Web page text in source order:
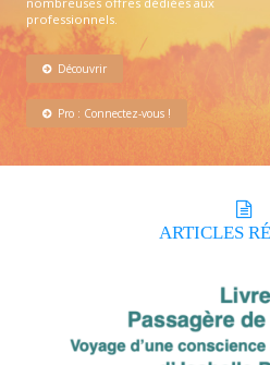
professionnels.
Découvrir
Pro : Connectez-vous !
ARTICLES